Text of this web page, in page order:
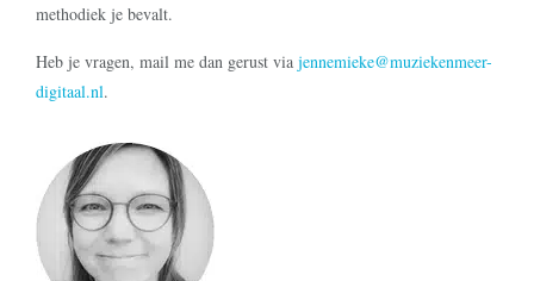
methodiek je bevalt.
Heb je vragen, mail me dan gerust via jennemieke@muziekenmeer-
digitaal.nl.